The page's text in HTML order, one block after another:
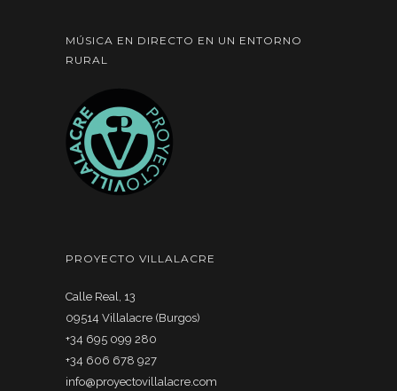
MÚSICA EN DIRECTO EN UN ENTORNO
RURAL
PROYECTO VILLALACRE
Calle Real, 13
09514 Villalacre (Burgos)
+34 695 099 280
+34 606 678 927
info@proyectovillalacre.com